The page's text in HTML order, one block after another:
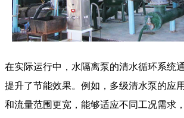
在实际运行中， 水隔离泵的清水循环系统
提升了节能效果。例如，多级清水泵的应
和流量范围更宽，能够适应不同工况需求